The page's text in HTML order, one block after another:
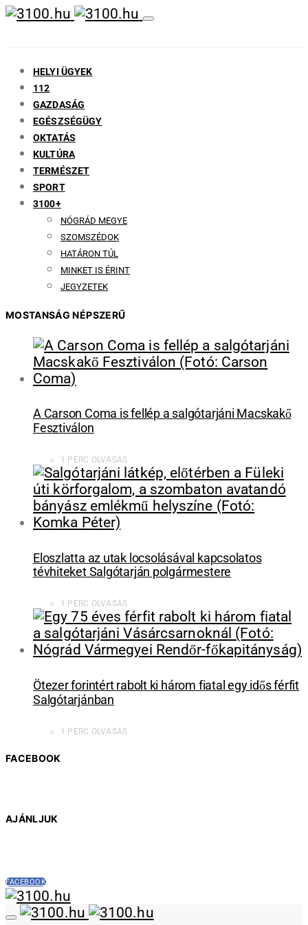
HELYI ÜGYEK
112
GAZDASÁG
EGÉSZSÉGÜGY
OKTATÁS
KULTÚRA
TERMÉSZET
SPORT
3100+
NÓGRÁD MEGYE
SZOMSZÉDOK
HATÁRON TÚL
MINKET IS ÉRINT
JEGYZETEK
MOSTANSÁG NÉPSZERŰ
A Carson Coma is fellép a salgótarjáni Macskakő
Fesztiválon
1 PERC OLVASÁS
Eloszlatta az utak locsolásával kapcsolatos
tévhiteket Salgótarján polgármestere
1 PERC OLVASÁS
Ötezer forintért rabolt ki három fiatal egy idős férfit
Salgótarjánban
1 PERC OLVASÁS
FACEBOOK
AJÁNLJUK
FACEBOOK